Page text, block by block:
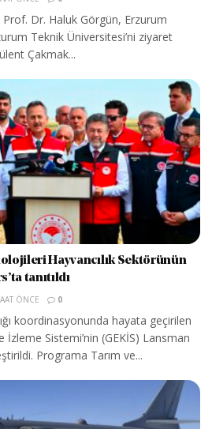
Prof. Dr. Haluk Görgün, Erzurum
Teknik Üniversitesi’ni ziyaret
Çakmak...
Hayvancılık Sektörünün
tanıtıldı
ÖNCE 0
koordinasyonunda hayata geçirilen
İzleme Sistemi’nin (GEKİS) Lansman
Programa Tarım ve...